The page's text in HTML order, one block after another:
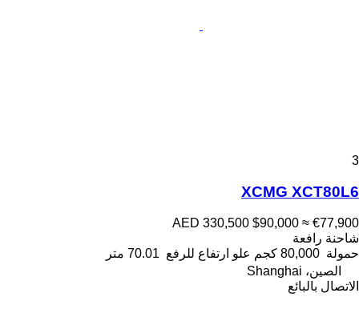
3
XCMG XCT80L6
AED 330,500 $90,000 ≈ €77,900
شاحنة رافعة
حمولة 80,000 كجم علو ارتفاع للرفع 70.01 متر
الصين، Shanghai
الاتصال بالبائع